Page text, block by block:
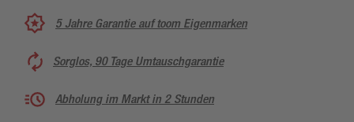
5 Jahre Garantie auf toom Eigenmarken
Sorglos, 90 Tage Umtauschgarantie
Abholung im Markt in 2 Stunden